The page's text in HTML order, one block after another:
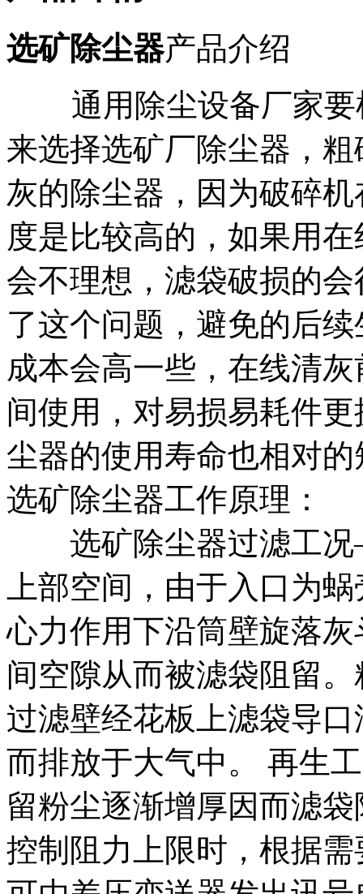
选矿除尘器产品介绍
通用除尘设备厂家要
来选择选矿厂除尘器，
灰的除尘器，因为破碎
度是比较高的，如果用
会不理想，滤袋破损的
了这个问题，避免的后
成本会高一些，在线清
间使用，对易损易耗件
尘器的使用寿命也相对
选矿除尘器工作原理：
选矿除尘器过滤工况
上部空间，由于入口为
心力作用下沿筒壁旋落
间空隙从而被滤袋阻留
过滤壁经花板上滤袋导
而排放于大气中。 再生
留粉尘逐渐增厚因而滤
控制阻力上限时，根据